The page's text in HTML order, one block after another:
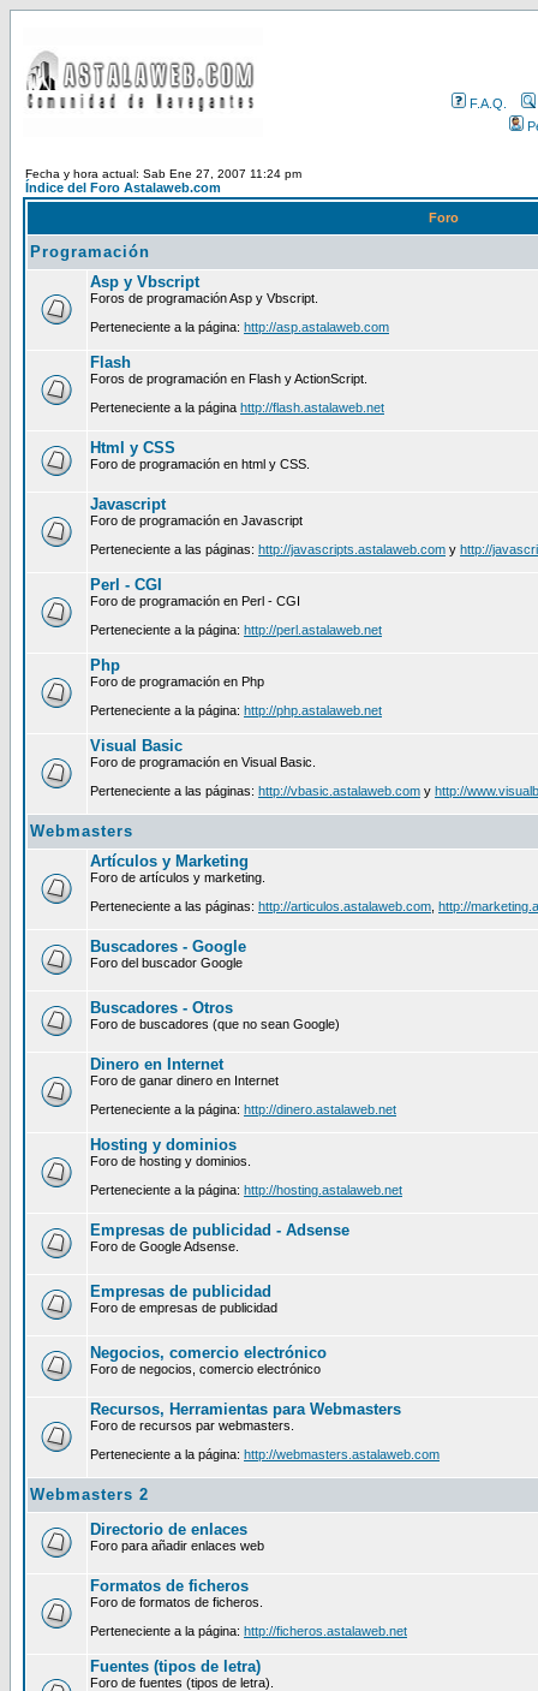
F.A.Q.
Fecha y hora actual: Sab Ene 27, 2007 11:24 pm
Índice del Foro Astalaweb.com
Foro
Programación
Asp y Vbscript
Foros de programación Asp y Vbscript.
Perteneciente a la página: http://asp.astalaweb.com
Flash
Foros de programación en Flash y ActionScript.
Perteneciente a la página http://flash.astalaweb.net
Html y CSS
Foro de programación en html y CSS.
Javascript
Foro de programación en Javascript
Perteneciente a las páginas: http://javascripts.astalaweb.com y http://
Perl - CGI
Foro de programación en Perl - CGI
Perteneciente a la página: http://perl.astalaweb.net
Php
Foro de programación en Php
Perteneciente a la página: http://php.astalaweb.net
Visual Basic
Foro de programación en Visual Basic.
Perteneciente a las páginas: http://vbasic.astalaweb.com y http://
Webmasters
Artículos y Marketing
Foro de artículos y marketing.
Perteneciente a las páginas: http://articulos.astalaweb.com http://
Buscadores - Google
Foro del buscador Google
Buscadores - Otros
Foro de buscadores (que no sean Google)
Dinero en Internet
Foro de ganar dinero en Internet
Perteneciente a la página: http://dinero.astalaweb.net
Hosting y dominios
Foro de hosting y dominios.
Perteneciente a la página: http://hosting.astalaweb.net
Empresas de publicidad - Adsense
Foro de Google Adsense.
Empresas de publicidad
Foro de empresas de publicidad
Negocios, comercio electrónico
Foro de negocios, comercio electrónico
Recursos, Herramientas para Webmasters
Foro de recursos par webmasters.
Perteneciente a la página: http://webmasters.astalaweb.com
Webmasters 2
Directorio de enlaces
Foro para añadir enlaces web
Formatos de ficheros
Foro de formatos de ficheros.
Perteneciente a la página: http://ficheros.astalaweb.net
Fuentes (tipos de letra)
Foro de fuentes (tipos de letra).